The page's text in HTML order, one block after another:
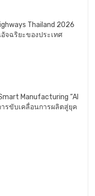
Thailand 2026
จฉริยะของประเทศ
Manufacturing “AI
รขับเคลื่อนการผลิตสู่ยุค